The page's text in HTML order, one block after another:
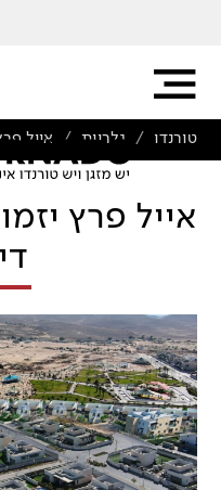
טורנדו / גלריות / אייל
אייל פרץ